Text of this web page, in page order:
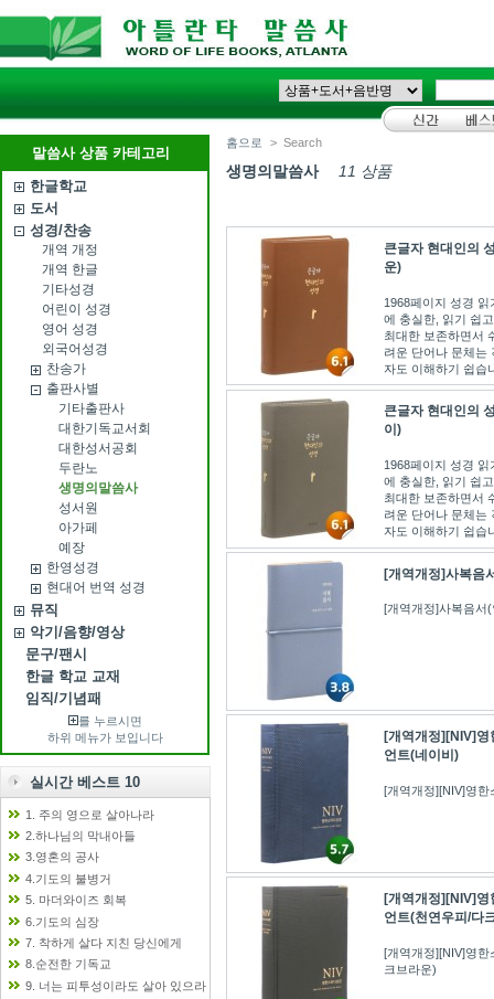
말씀사 상품 카테고리
한글학교
도서
성경/찬송
개역 개정
개역 한글
기타성경
어린이 성경
영어 성경
외국어성경
찬송가
출판사별
기타출판사
대한기독교서회
대한성서공회
두란노
생명의말씀사
성서원
아가페
예장
한영성경
현대어 번역 성경
뮤직
악기/음향/영상
문구/팬시
한글 학교 교재
임직/기념패
를 누르시면
하위 메뉴가 보입니다
실시간 베스트 10
1. 주의 영으로 살아나라
2.하나님의 막내아들
3.영혼의 공사
4.기도의 불병거
5. 마더와이즈 회복
6.기도의 심장
7. 착하게 살다 지친 당신에게
8.순전한 기독교
9. 너는 피투성이라도 살아 있으라
홈으로 > Search
생명의말씀사 11 상품
큰글자 현대인의
운)
1968페이지 성경
에 충실한, 읽기 쉽
최대한 보존하면서
려운 단어나 문체는
자도 이해하기 쉽습
큰글자 현대인의
이)
1968페이지 성경
에 충실한, 읽기 쉽
최대한 보존하면서
려운 단어나 문체는
자도 이해하기 쉽습
[개역개정]사복음
[개역개정]사복음서
[개역개정][NIV]영
언트(네이비)
[개역개정][NIV]영
[개역개정][NIV]영
언트(천연우피/다
[개역개정][NIV]영
크브라운)